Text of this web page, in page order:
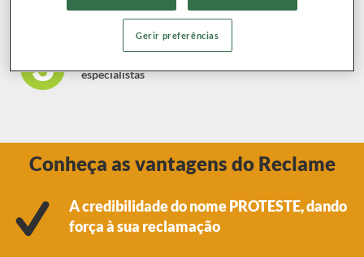
especialistas
Conheça as vantagens do Reclame
A credibilidade do nome PROTESTE, dando
força à sua reclamação
Gerir preferências